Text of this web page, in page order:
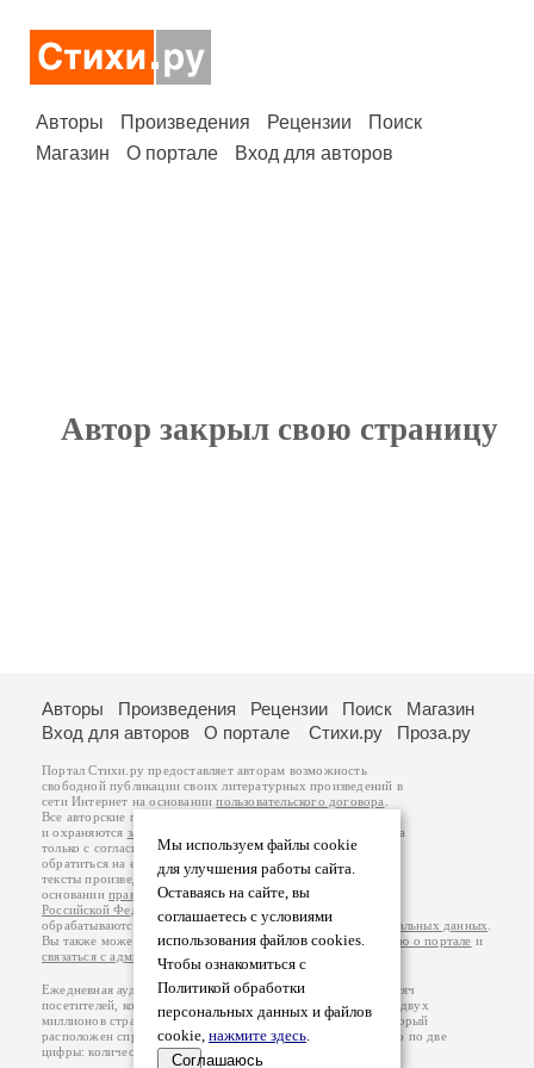
Авторы Произведения Рецензии
Поиск
Магазин
О портале Вход для авторов
Автор закрыл свою страницу
Мы используем файлы cookie
для улучшения работы сайта.
Оставаясь на сайте, вы
соглашаетесь с условиями
использования файлов cookies.
Чтобы ознакомиться с
Политикой обработки
персональных данных и файлов
cookie, нажмите здесь.
Соглашаюсь
Авторы Произведения Рецензии Поиск
Магазин
Вход для авторов
О портале Стихи.ру Проза.ру
Портал Стихи.ру предоставляет авторам возможность
свободной публикации своих литературных произведений в
сети Интернет на основаниипользовательского договора
Все авторские права на произведения принадлежат авторам
и охраняются законом
. Перепечатка произведений возможна
только с согласия его автора, к которому вы можете
обратиться на его авторской странице. Ответственность за
тексты произведений авторы несут самостоятельно на
основанииправил публикацииизаконодательства
Российской Федерации
обрабатываются на основанииПолитики обработки персональных данных
Вы также можете посмотреть более подробнуюинформацию о портале и
связаться с администрацией
Ежедневная аудитория портала Стихи.ру – порядка 200 тысяч
посетителей, которые в общей сумме просматривают более двух
миллионов страниц по данным счетчика посещаемости, который
расположен справа от этого текста. В каждой графе указано по две
цифры: количество просмотров и количество посетителей.